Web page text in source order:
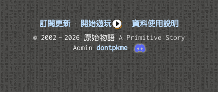
訂閱更新 · 開始遊玩 · 資料使用說明
© 2002–2026 原始物語 A Primitive Story
Admindontpkme